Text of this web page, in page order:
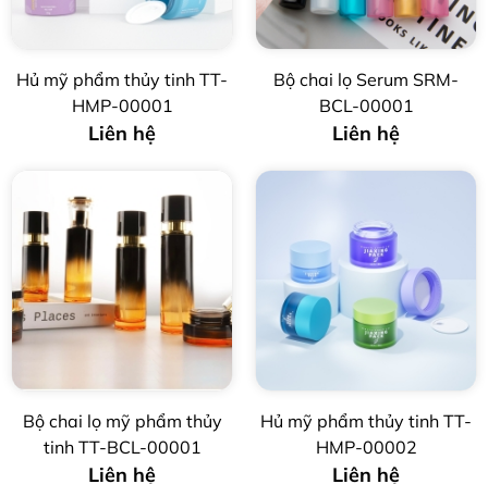
Hủ mỹ phẩm thủy tinh TT-
HMP-00001
Liên hệ
Bộ chai lọ Serum SRM-
BCL-00001
Liên hệ
Bộ chai lọ mỹ phẩm thủy
tinh TT-BCL-00001
Liên hệ
Hủ mỹ phẩm thủy tinh TT-
HMP-00002
Liên hệ